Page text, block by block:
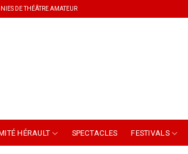
DE THÉÂTRE AMATEUR
HÉRAULT SPECTACLES FESTIVALS